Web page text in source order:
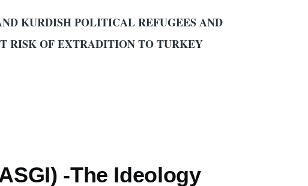
KURDISH POLITICAL REFUGEES AND
RISK OF EXTRADITION TO TURKEY
-The Ideology